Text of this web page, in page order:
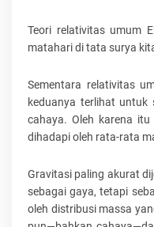
Teori relativitas umum
matahari di tata surya
Sementara relativitas
keduanya terlihat untuk
cahaya. Oleh karena
dihadapi oleh rata-rata
Gravitasi paling akurat
sebagai gaya, tetapi
oleh distribusi massa